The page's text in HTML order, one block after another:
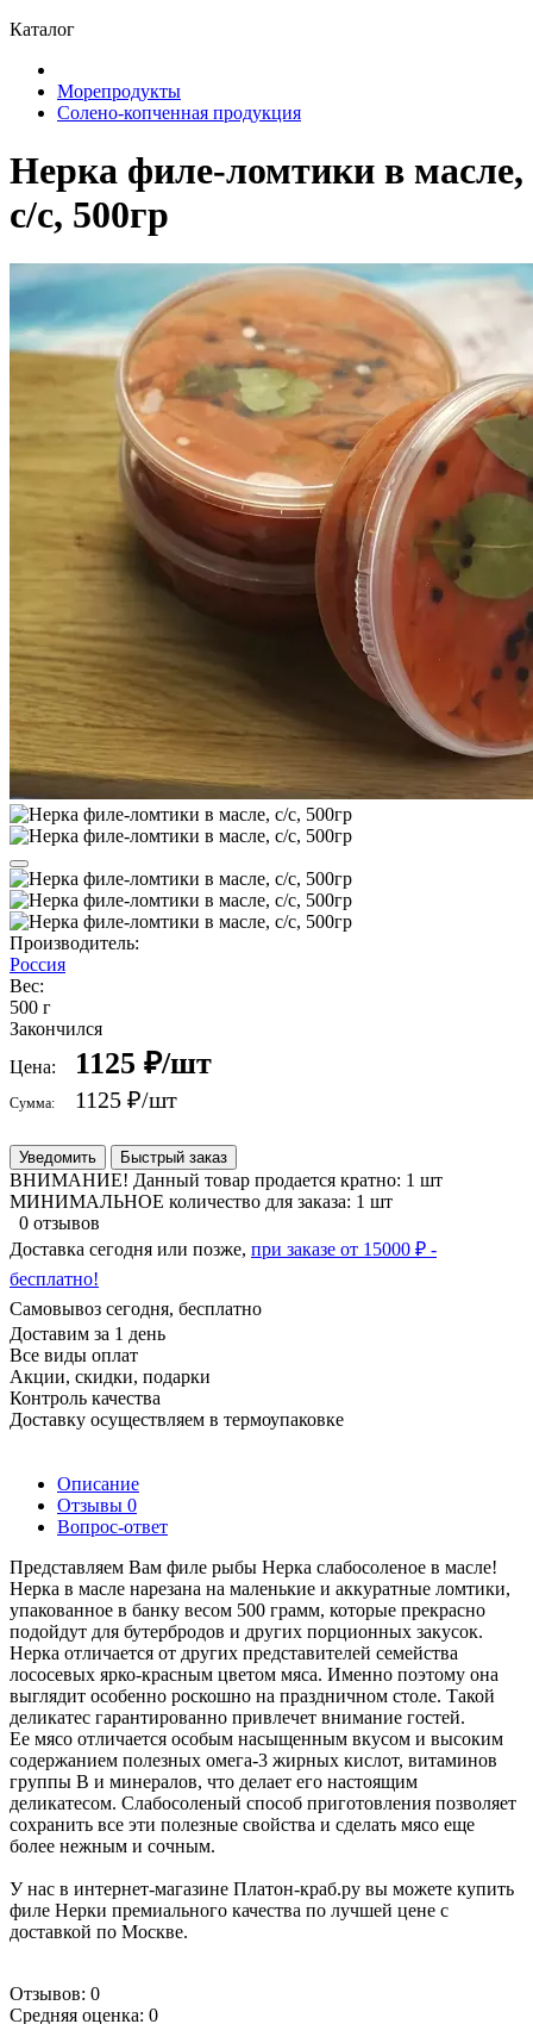
Каталог
Морепродукты
Солено-копченная продукция
Нерка филе-ломтики в масле,
с/с, 500гр
Производитель:
Россия
Вес:
500 г
Закончился
Цена:
1125 ₽/шт
Сумма: 1125 ₽/шт
Уведомить Быстрый заказ
ВНИМАНИЕ! Данный товар продается кратно: 1 шт
МИНИМАЛЬНОЕ количество для заказа: 1 шт
0 отзывов
Доставка сегодня или позже, при заказе от 15000 ₽ -
бесплатно!
Самовывоз сегодня, бесплатно
Доставим за 1 день
Все виды оплат
Акции, скидки, подарки
Контроль качества
Доставку осуществляем в термоупаковке
Описание
Отзывы 0
Вопрос-ответ
Представляем Вам филе рыбы Нерка слабосоленое в масле!
Нерка в масле нарезана на маленькие и аккуратные ломтики,
упакованное в банку весом 500 грамм, которые прекрасно
подойдут для бутербродов и других порционных закусок.
Нерка отличается от других представителей семейства
лососевых ярко-красным цветом мяса. Именно поэтому она
выглядит особенно роскошно на праздничном столе. Такой
деликатес гарантированно привлечет внимание гостей.
Ее мясо отличается особым насыщенным вкусом и высоким
содержанием полезных омега-3 жирных кислот, витаминов
группы В и минералов, что делает его настоящим
деликатесом. Слабосоленый способ приготовления позволяет
сохранить все эти полезные свойства и сделать мясо еще
более нежным и сочным.
У нас в интернет-магазине Платон-краб.ру вы можете купить
филе Нерки премиального качества по лучшей цене с
доставкой по Москве.
Отзывов: 0
Средняя оценка: 0